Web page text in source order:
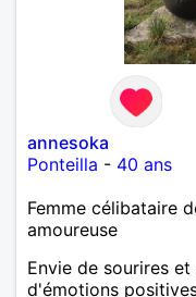
annesoka
Ponteilla - 40 ans
Femme célibataire
amoureuse
Envie de sourires
d'émotions